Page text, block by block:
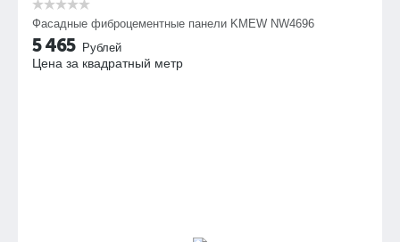
Фасадные фиброцементные панели KMEW NW4696
5 465 Рублей
Цена за квадратный метр